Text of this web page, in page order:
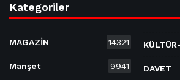
Kategoriler
MAGAZİN 14321
Manşet 9941 DAVET